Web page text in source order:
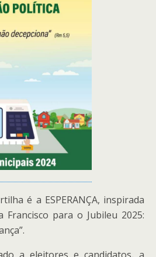
é a ESPERANÇA, inspirada
para o Jubileu 2025: